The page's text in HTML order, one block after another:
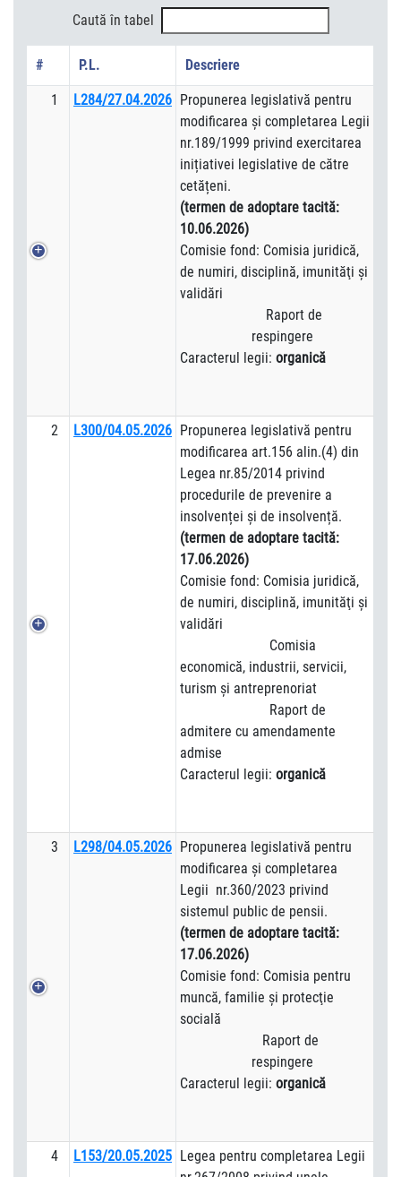
Caută în tabel
# P.L. Descriere
1 L284/27.04.2026 Propunerea legislativă pentru
modificarea și completarea Legii
nr.189/1999 privind exercitarea
inițiativei legislative de către
cetățeni.
(termen de adoptare tacită:
10.06.2026)
Comisie fond: Comisia juridică,
de numiri, disciplină, imunităţi şi
validări
Raport de
respingere
Caracterul legii: organică
2 L300/04.05.2026 Propunerea legislativă pentru
modificarea art.156 alin.(4) din
Legea nr.85/2014 privind
procedurile de prevenire a
insolvenței și de insolvență.
(termen de adoptare tacită:
17.06.2026)
Comisie fond: Comisia juridică,
de numiri, disciplină, imunităţi şi
validări
Comisia
economică, industrii, servicii,
turism și antreprenoriat
Raport de
admitere cu amendamente
admise
Caracterul legii: organică
3 L298/04.05.2026 Propunerea legislativă pentru
modificarea și completarea
Legii nr.360/2023 privind
sistemul public de pensii.
(termen de adoptare tacită:
17.06.2026)
Comisie fond: Comisia pentru
muncă, familie şi protecţie
socială
Raport de
respingere
Caracterul legii: organică
4 L153/20.05.2025 Legea pentru completarea Legii